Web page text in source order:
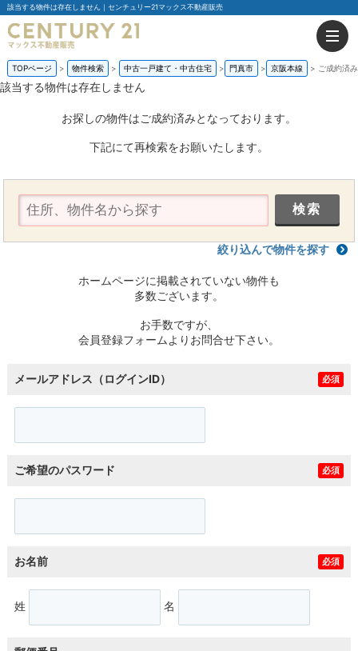
該当する物件は存在しません｜センチュリー21マックス不動産販売
TOPページ 物件検索 中古一戸建て・中古住宅 門真市 京阪本線 ご成約済み
該当する物件は存在しません
お探しの物件はご成約済みとなっております。
下記にて再検索をお願いたします。
絞り込んで物件を探す
ホームページに掲載されていない物件も
多数ございます。
お手数ですが、
会員登録フォームよりお問合せ下さい。
メールアドレス（ログインID） 必須
ご希望のパスワード 必須
お名前 必須
姓 名